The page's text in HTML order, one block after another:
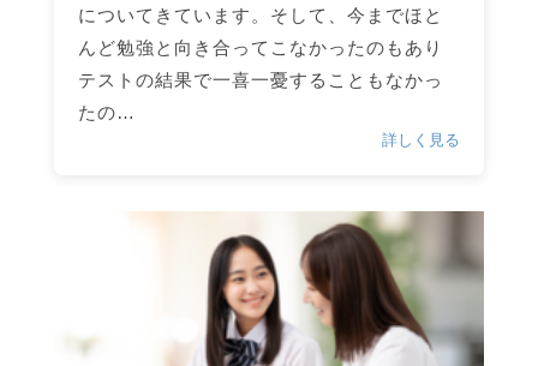
についてきています。そして、今までほと
んど勉強と向き合ってこなかったのもあり
テストの結果で一喜一憂することもなかっ
たの…
詳しく見る